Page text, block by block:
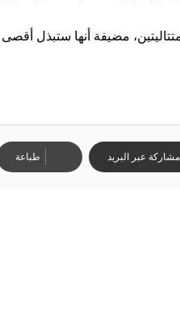
مضيفة أنها ستبذل
مشاركة عبر البريد طباعة